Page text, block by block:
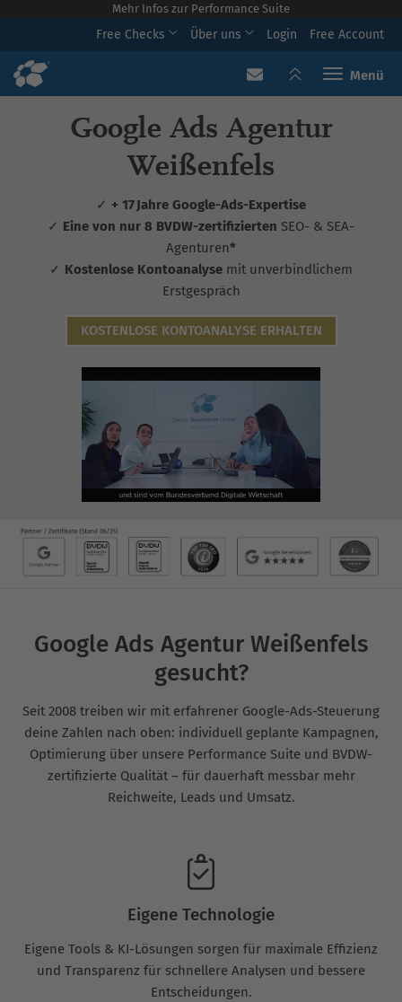
Mehr Infos zur Performance Suite
Free Checks Über uns Login Free Account
Toggle
Google Ads Agentur
Weißenfels
✓ + 17 Jahre Google-Ads-Expertise
✓ Eine von nur 8 BVDW-zertifizierten SEO- & SEA-
Agenturen*
✓ Kostenlose Kontoanalyse mit unverbindlichem
Erstgespräch
KOSTENLOSE KONTOANALYSE ERHALTEN
Google Ads Agentur Weißenfels
gesucht?
Seit 2008 treiben wir mit erfahrener Google-Ads-Steuerung
deine Zahlen nach oben: individuell geplante Kampagnen,
Optimierung über unsere Performance Suite und BVDW-
zertifizierte Qualität – für dauerhaft messbar mehr
Reichweite, Leads und Umsatz.
Eigene Technologie
Eigene Tools & KI-Lösungen sorgen für maximale Effizienz
und Transparenz für schnellere Analysen und bessere
Entscheidungen.